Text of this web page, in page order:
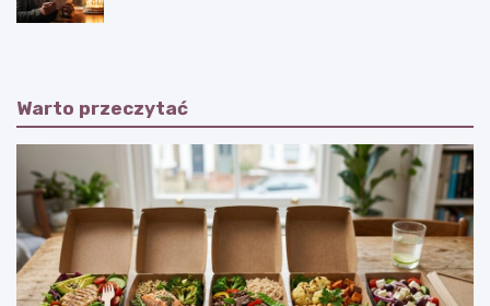
Warto przeczytać